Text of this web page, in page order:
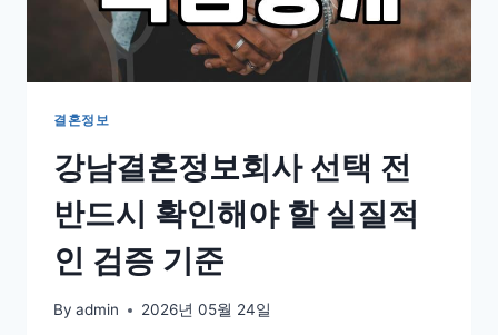
결혼정보
강남결혼정보회사 선택 전
반드시 확인해야 할 실질적
인 검증 기준
By admin 2026년 05월 24일